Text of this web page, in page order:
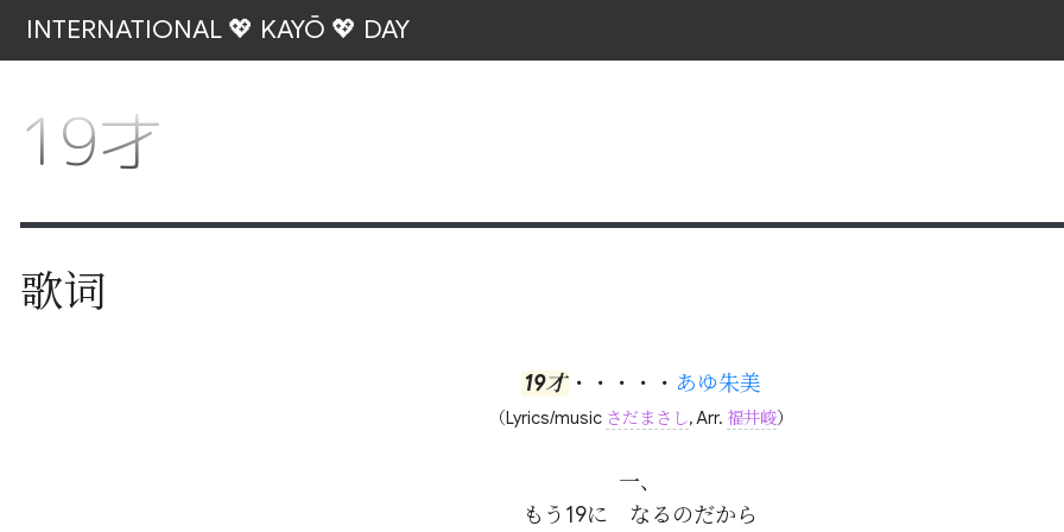
INTERNATIONAL 💖 KAYŌ 💖 DAY
19才
歌词
19才・・・・・ あゆ朱美
（Lyrics/music さだまさし, Arr. 福井峻）
一、
もう19に　なるのだから